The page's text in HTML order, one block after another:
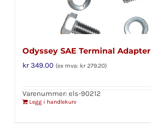
Odyssey SAE Terminal Adapter
kr349.00 (ex mva: kr 279.20)
Varenummer: els-90212
Legg i handlekurv